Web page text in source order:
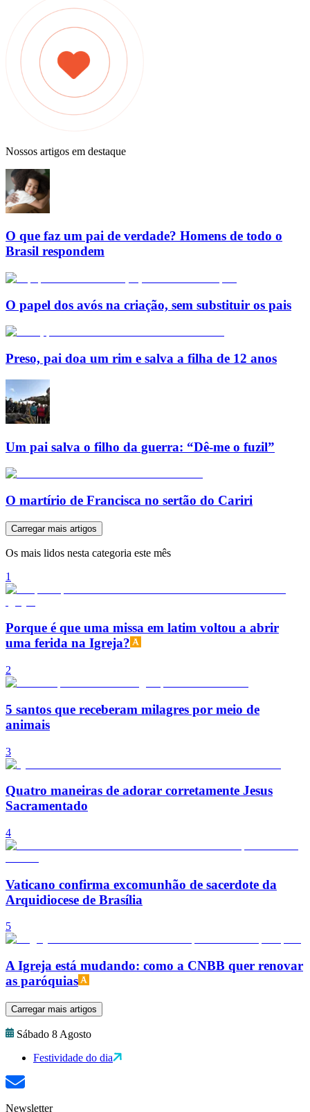
Nossos artigos em destaque
O que faz um pai de verdade? Homens de todo o
Brasil respondem
O papel dos avós na criação, sem substituir os pais
Preso, pai doa um rim e salva a filha de 12 anos
Um pai salva o filho da guerra: “Dê-me o fuzil”
O martírio de Francisca no sertão do Cariri
Carregar mais artigos
Os mais lidos nesta categoria este mês
1
Porque é que uma missa em latim voltou a abrir
uma ferida na Igreja?
2
5 santos que receberam milagres por meio de
animais
3
Quatro maneiras de adorar corretamente Jesus
Sacramentado
4
Vaticano confirma excomunhão de sacerdote da
Arquidiocese de Brasília
5
A Igreja está mudando: como a CNBB quer renovar
as paróquias
Carregar mais artigos
Sábado 8 Agosto
Festividade do dia
Newsletter